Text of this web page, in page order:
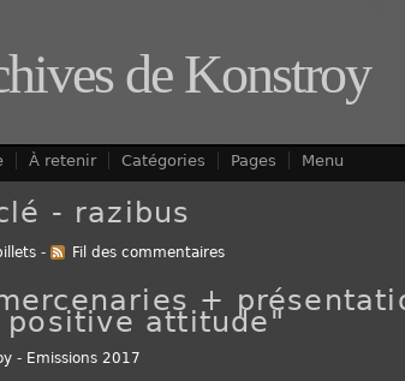
de Konstroy
À retenir Catégories Pages Menu
- razibus
- Fil des commentaires
+
positive attitude"
- Emissions 2017